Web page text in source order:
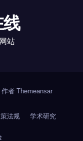
站
作者 Themeansar
法规 学术研究